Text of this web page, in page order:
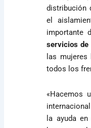
distribución
el
importante
servicios de
las
todos los
«Hacemos
la ayuda